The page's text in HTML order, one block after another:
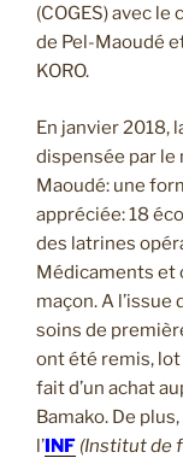
(COGES) avec
de Pel-Maoudé
KORO.
En janvier 2018,
dispensée par le
Maoudé: une
appréciée: 18
des latrines
Médicaments et
maçon. A
soins de
ont été remis, lot
fait d’un achat
Bamako. De
l’INF (Institut de